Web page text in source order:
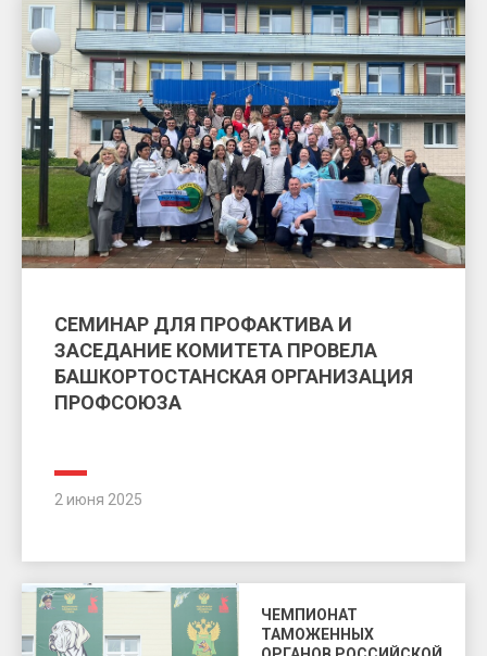
СЕМИНАР ДЛЯ ПРОФАКТИВА И
ЗАСЕДАНИЕ КОМИТЕТА ПРОВЕЛА
БАШКОРТОСТАНСКАЯ ОРГАНИЗАЦИЯ
ПРОФСОЮЗА
2 июня 2025
ЧЕМПИОНАТ
ТАМОЖЕННЫХ